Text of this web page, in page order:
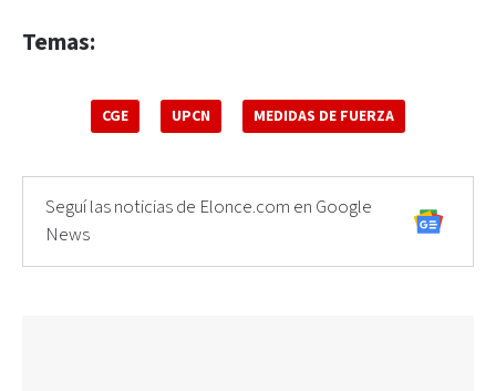
Temas:
CGE UPCN MEDIDAS DE FUERZA
Seguí las noticias de Elonce.com en Google
News